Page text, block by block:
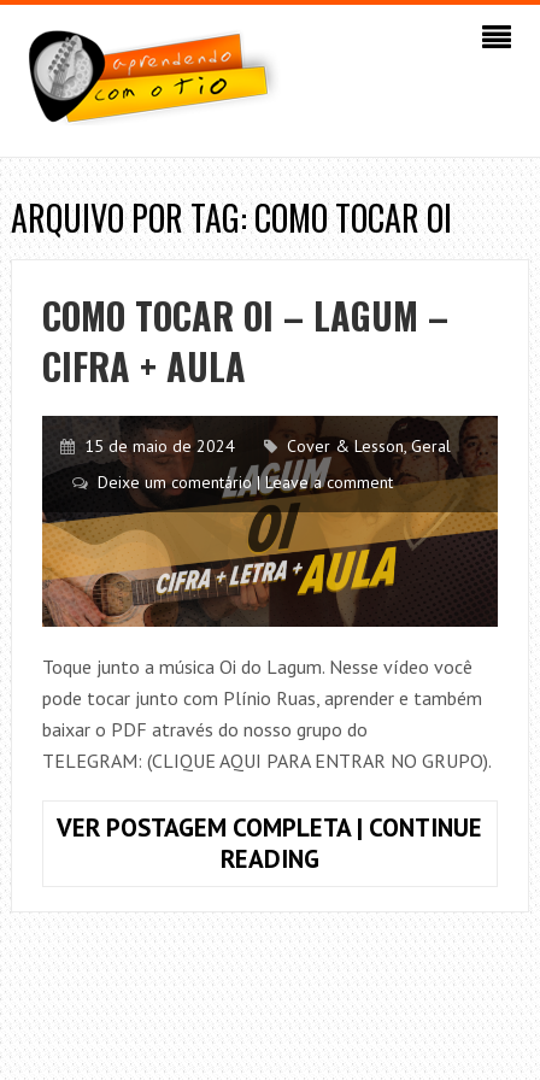
ARQUIVO POR TAG: COMO TOCAR OI
COMO TOCAR OI – LAGUM –
CIFRA + AULA
15 de maio de 2024 Cover & Lesson,Geral
Deixe um comentário | Leave a comment
Toque junto a música Oi do Lagum. Nesse vídeo você
pode tocar junto com Plínio Ruas, aprender e também
baixar o PDF através do nosso grupo do
TELEGRAM: (CLIQUE AQUI PARA ENTRAR NO GRUPO).
VER POSTAGEM COMPLETA | CONTINUE
READINGCOMO
OI
–
LAGUM
–
CIFRA